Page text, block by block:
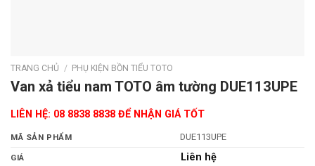
TRANG CHỦ / PHỤ KIỆN BỒN TIỂU TOTO
Van xả tiểu nam TOTO âm tường DUE113UPE
LIÊN HỆ: 08 8838 8838 ĐỂ NHẬN GIÁ TỐT
MÃ SẢN PHẨM DUE113UPE
GIÁ Liên hệ